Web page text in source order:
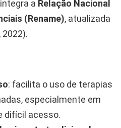
a Relação Nacional
(Rename), atualizada
2022).
: facilita o uso de terapias
especialmente em
difícil acesso.